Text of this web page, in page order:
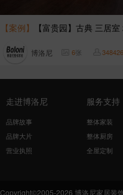
【案例】 【富贵园】古典 三居室
博洛尼 6张
走进博洛尼
品牌故事
品牌大片
营业执照
服务支持
整体家装
整体厨房
全屋定制
Copyright©2005-2026 博洛尼家居装